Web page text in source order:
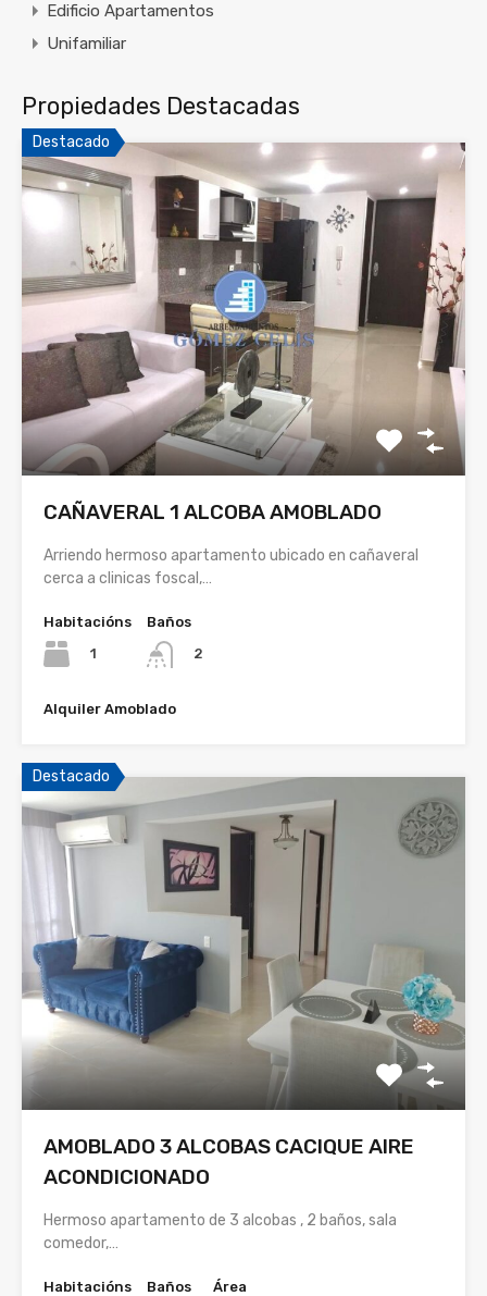
Edificio Apartamentos
Unifamiliar
Propiedades Destacadas
Destacado
CAÑAVERAL 1 ALCOBA AMOBLADO
Arriendo hermoso apartamento ubicado en cañaveral
cerca a clinicas foscal,…
Habitacións
1
Baños
2
Alquiler Amoblado
Destacado
AMOBLADO 3 ALCOBAS CACIQUE AIRE
ACONDICIONADO
Hermoso apartamento de 3 alcobas , 2 baños, sala
comedor,…
Habitacións
Baños
Área